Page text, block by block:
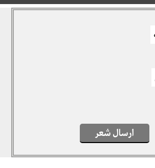
ارسال شعر